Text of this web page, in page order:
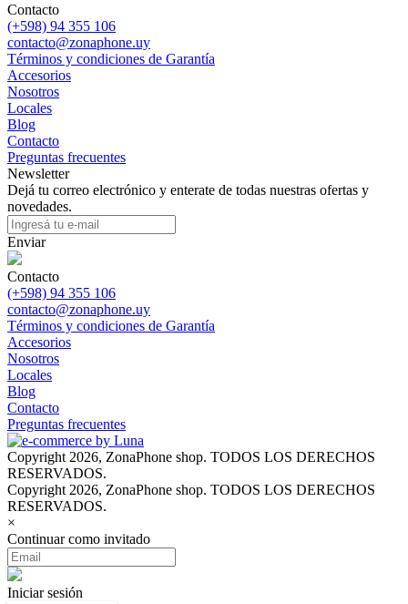
Contacto
(+598) 94 355 106
contacto@zonaphone.uy
Términos y condiciones de Garantía
Accesorios
Nosotros
Locales
Blog
Contacto
Preguntas frecuentes
Newsletter
Dejá tu correo electrónico y enterate de todas nuestras ofertas y
novedades.
Enviar
Contacto
(+598) 94 355 106
contacto@zonaphone.uy
Términos y condiciones de Garantía
Accesorios
Nosotros
Locales
Blog
Contacto
Preguntas frecuentes
Copyright 2026, ZonaPhone shop. TODOS LOS DERECHOS
RESERVADOS.
Copyright 2026, ZonaPhone shop. TODOS LOS DERECHOS
RESERVADOS.
×
Continuar como invitado
Iniciar sesión